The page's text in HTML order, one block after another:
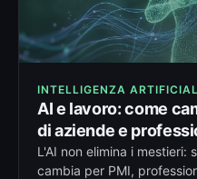
INTELLIGENZA
AI e lavoro: come
di aziende e
L'AI non elimina i mestieri:
cambia per PMI,